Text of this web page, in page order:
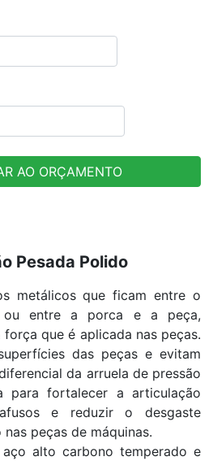
AO ORÇAMENTO
Pesada Polido
metálicos que ficam entre o
entre a porca e a peça,
que é aplicada nas peças.
das peças e evitam
da arruela de pressão
fortalecer a articulação
e reduzir o desgaste
peças de máquinas.
alto carbono temperado e